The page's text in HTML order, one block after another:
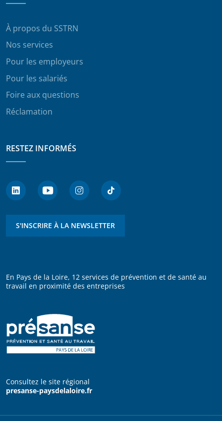
À propos du SSTRN
Nos services
Pour les employeurs
Pour les salariés
Foire aux questions
Réclamation
RESTEZ INFORMÉS
S'INSCRIRE À LA NEWSLETTER
En Pays de la Loire, 12 services de prévention et de santé au
travail en proximité des entreprises
Consultez le site régional
presanse-paysdelaloire.fr